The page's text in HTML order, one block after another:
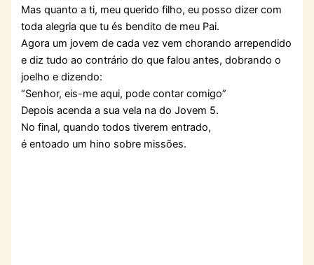
Mas quanto a ti, meu querido filho, eu posso dizer com
toda alegria que tu és bendito de meu Pai.
Agora um jovem de cada vez vem chorando arrependido
e diz tudo ao contrário do que falou antes, dobrando o
joelho e dizendo:
“Senhor, eis-me aqui, pode contar comigo”
Depois acenda a sua vela na do Jovem 5.
No final, quando todos tiverem entrado,
é entoado um hino sobre missões.